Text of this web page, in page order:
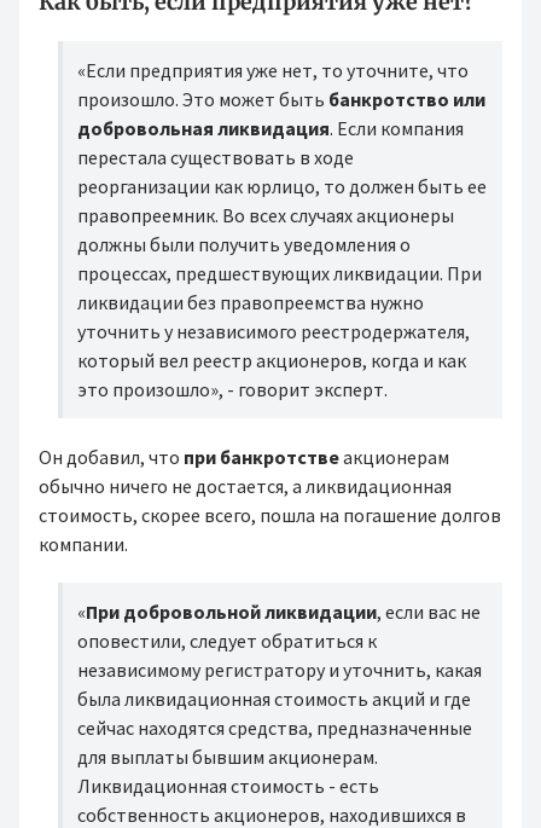
«Если предприятия уже нет, то уточните, что
произошло. Это может быть банкротство или
добровольная ликвидация. Если компания
перестала существовать в ходе
реорганизации как юрлицо, то должен быть ее
правопреемник. Во всех случаях акционеры
должны были получить уведомления о
процессах, предшествующих ликвидации. При
ликвидации без правопреемства нужно
уточнить у независимого реестродержателя,
который вел реестр акционеров, когда и как
это произошло», - говорит эксперт.
Он добавил, что при банкротствеакционерам
обычно ничего не достается, а ликвидационная
стоимость, скорее всего, пошла на погашение долгов
компании.
«При добровольной ликвидации, если вас не
оповестили, следует обратиться к
независимому регистратору и уточнить, какая
была ликвидационная стоимость акций и где
сейчас находятся средства, предназначенные
для выплаты бывшим акционерам.
Ликвидационная стоимость - есть
собственность акционеров, находившихся в